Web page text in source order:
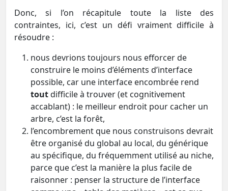
Donc, si l’on récapitule toute la liste des
contraintes, ici, c’est un défi vraiment difficile à
résoudre :
nous devrions toujours nous efforcer de
construire le moins d’éléments d’interface
possible, car une interface encombrée rend
toutdifficile à trouver (et cognitivement
accablant) : le meilleur endroit pour cacher un
arbre, c’est la forêt,
l’encombrement que nous construisons devrait
être organisé du global au local, du générique
au spécifique, du fréquemment utilisé au niche,
parce que c’est la manière la plus facile de
raisonner : penser la structure de l’interface